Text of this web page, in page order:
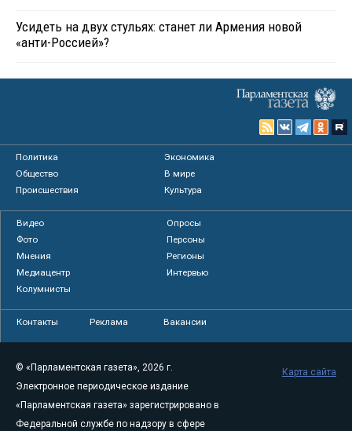
Усидеть на двух стульях: станет ли Армения новой
«анти-Россией»?
Политика
Экономика
Общество
В мире
Происшествия
Культура
Видео
Опросы
Фото
Персоны
Мнения
Регионы
Медиацентр
Интервью
Колумнисты
Контакты Реклама Вакансии
© «Парламентская газета», 2026 г.
Электронное периодическое издание
«Парламентская газета» зарегистрировано в
Федеральной службе по надзору в сфере
Карта сайта